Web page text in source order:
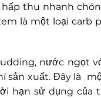
thu nhanh
là một loại carb
nước ngọt
sản xuất. Đây là
hạn sử dụng của